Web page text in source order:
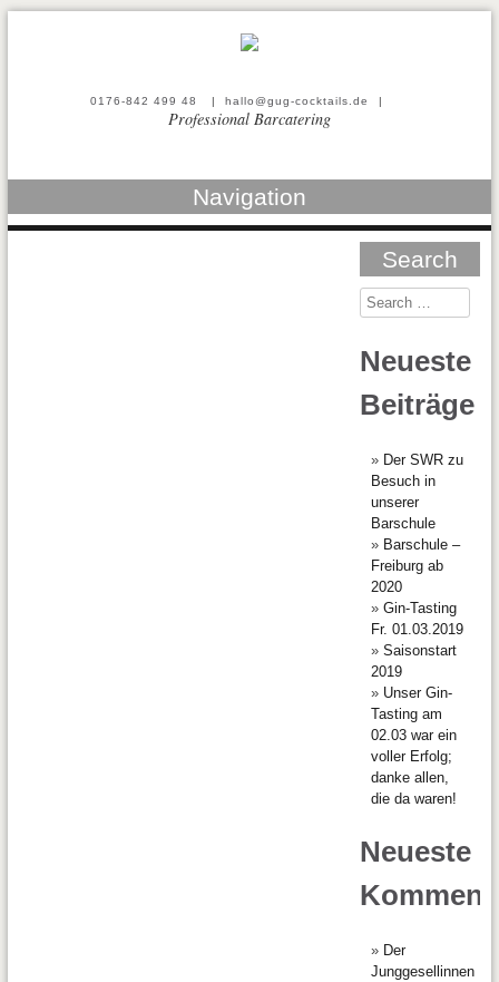
0176-842 499 48 | hallo@gug-cocktails.de |
Professional Barcatering
Navigation
Search
Neueste
Beiträge
Der SWR zu
Besuch in
unserer
Barschule
Barschule –
Freiburg ab
2020
Gin-Tasting
Fr. 01.03.2019
Saisonstart
2019
Unser Gin-
Tasting am
02.03 war ein
voller Erfolg;
danke allen,
die da waren!
Neueste
Der
Junggesellinnen